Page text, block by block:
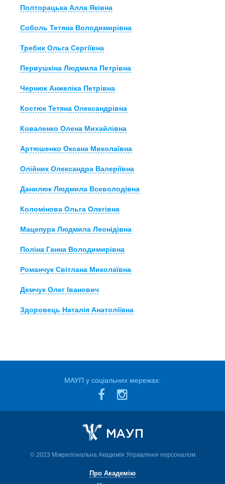
Полторацька Алла Яківна
Соболь Тетяна Володимирівна
Требик Ольга Сергіївна
Первушкіна Людмила Петрівна
Чернюк Анжеліка Петрівна
Костюк Тетяна Олександрівна
Коваленко Олена Михайлівна
Артюшенко Оксана Миколаївна
Олійник Олександра Валеріївна
Данилюк Людмила Всеволодівна
Коломінова Ольга Олегівна
Мацепура Людмила Леонідівна
Поліна Ганна Володимирівна
Романчук Світлана Миколаївна
Демчук Олег Іванович
Здоровець Наталія Анатоліївна
МАУП у соціальних мережах:
© 2023 Міжрегіональна Академія Управління персоналом
Про Академію